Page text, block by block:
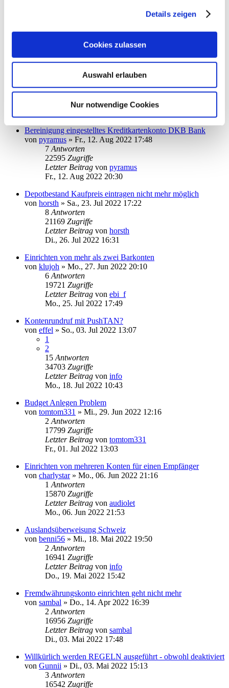
Details zeigen
Cookies zulassen
Auswahl erlauben
Nur notwendige Cookies
So., 28. Aug 2022 19:53
15709Zugriffe
Letzter Beitrag
von
audiolet
So., 28. Aug 2022 22:03
Fr., 05. Aug 2022 15:31
3Antworten
17095Zugriffe
Letzter Beitragvon10goto10
Bereinigung eingestelltes Kreditkartenkonto DKB Bank
von pyramus » Fr., 12. Aug 2022 17:48
7 Antworten
22595 Zugriffe
Letzter Beitrag von pyramus
Fr., 12. Aug 2022 20:30
Depotbestand Kaufpreis eintragen nicht mehr möglich
von horsth » Sa., 23. Jul 2022 17:22
8 Antworten
21169 Zugriffe
Letzter Beitrag von horsth
Di., 26. Jul 2022 16:31
Einrichten von mehr als zwei Barkonten
von klujoh » Mo., 27. Jun 2022 20:10
6 Antworten
19721 Zugriffe
Letzter Beitrag von ebi_f
Mo., 25. Jul 2022 17:49
Kontenrundruf mit PushTAN?
von effel » So., 03. Jul 2022 13:07
1
2
15 Antworten
34703 Zugriffe
Letzter Beitrag von info
Mo., 18. Jul 2022 10:43
Budget Anlegen Problem
von tomtom331 » Mi., 29. Jun 2022 12:16
2 Antworten
17799 Zugriffe
Letzter Beitrag von tomtom331
Fr., 01. Jul 2022 13:03
Einrichten von mehreren Konten für einen Empfänger
von charlystar» Mo., 06. Jun 2022 21:16
1 Antworten
15870 Zugriffe
Letzter Beitrag von audiolet
Mo., 06. Jun 2022 21:53
Auslandsüberweisung Schweiz
von benni56 » Mi., 18. Mai 2022 19:50
2 Antworten
16941 Zugriffe
Letzter Beitrag von info
Do., 19. Mai 2022 15:42
Fremdwährungskonto einrichten geht nicht mehr
von sambal » Do., 14. Apr 2022 16:39
2 Antworten
16956 Zugriffe
Letzter Beitrag von sambal
Di., 03. Mai 2022 17:48
Willkürlich werden REGELN ausgeführt - obwohl deaktiviert
von Gunnii » Di., 03. Mai 2022 15:13
3 Antworten
16542 Zugriffe